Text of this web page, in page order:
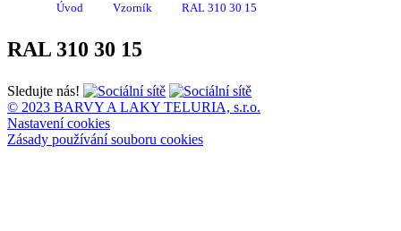
Úvod Vzorník RAL 310 30 15
RAL 310 30 15
Sledujte nás!
© 2023 BARVY A LAKY TELURIA, s.r.o.
Nastavení cookies
Zásady používání souboru cookies